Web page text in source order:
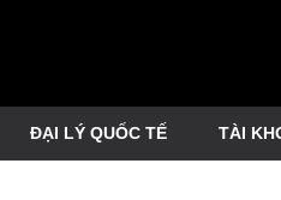
ĐẠI LÝ QUỐC TẾ TÀI